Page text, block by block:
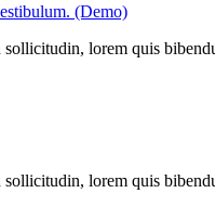
(Demo)
lorem quis
lorem quis